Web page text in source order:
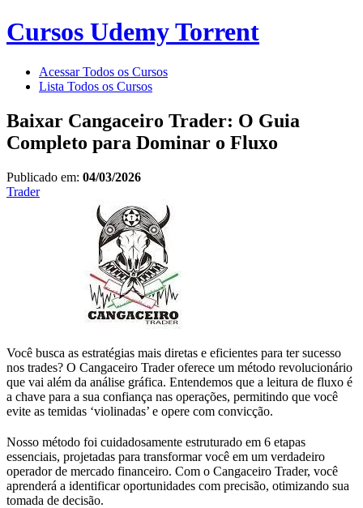
Cursos Udemy Torrent
Acessar Todos os Cursos
Lista Todos os Cursos
Baixar Cangaceiro Trader: O Guia
Completo para Dominar o Fluxo
Publicado em: 04/03/2026
Trader
Você busca as estratégias mais diretas e eficientes para ter sucesso
nos trades? O Cangaceiro Trader oferece um método revolucionário
que vai além da análise gráfica. Entendemos que a leitura de fluxo é
a chave para a sua confiança nas operações, permitindo que você
evite as temidas ‘violinadas’ e opere com convicção.
Nosso método foi cuidadosamente estruturado em 6 etapas
essenciais, projetadas para transformar você em um verdadeiro
operador de mercado financeiro. Com o Cangaceiro Trader, você
aprenderá a identificar oportunidades com precisão, otimizando sua
tomada de decisão.